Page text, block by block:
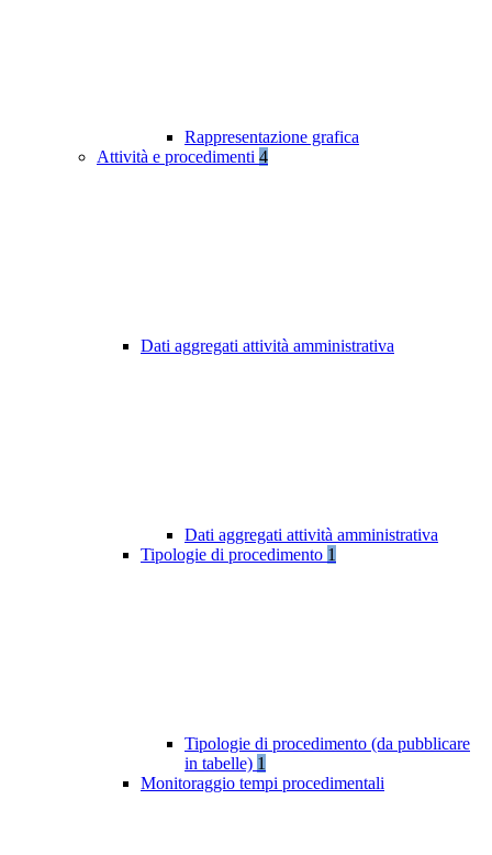
Rappresentazione grafica
Attività e procedimenti 4
Dati aggregati attività amministrativa
Dati aggregati attività amministrativa
Tipologie di procedimento 1
Tipologie di procedimento (da pubblicare
in tabelle) 1
Monitoraggio tempi procedimentali